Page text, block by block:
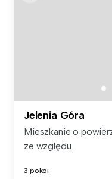
Jelenia Góra
Mieszkanie o
ze względu...
3 pokoi